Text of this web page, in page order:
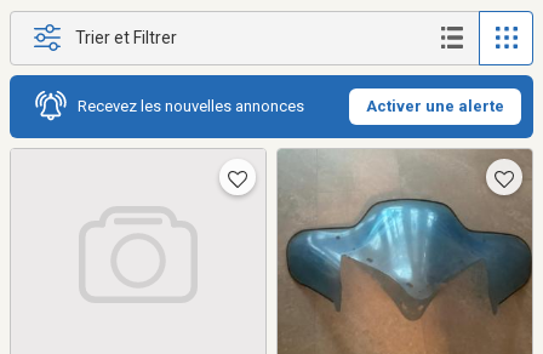
Trier et Filtrer
Recevez les nouvelles annonces Activer une alerte